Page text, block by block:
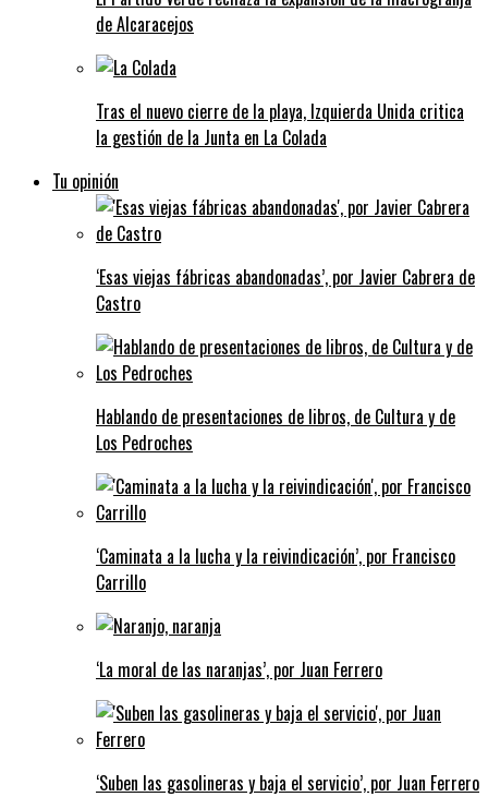
de Alcaracejos
Tras el nuevo cierre de la playa, Izquierda Unida critica
la gestión de la Junta en La Colada
Tu opinión
‘Esas viejas fábricas abandonadas’, por Javier Cabrera de
Castro
Hablando de presentaciones de libros, de Cultura y de
Los Pedroches
‘Caminata a la lucha y la reivindicación’, por Francisco
Carrillo
‘La moral de las naranjas’, por Juan Ferrero
‘Suben las gasolineras y baja el servicio’, por Juan Ferrero